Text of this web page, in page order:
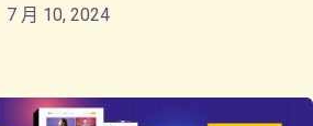
7 月 10, 2024